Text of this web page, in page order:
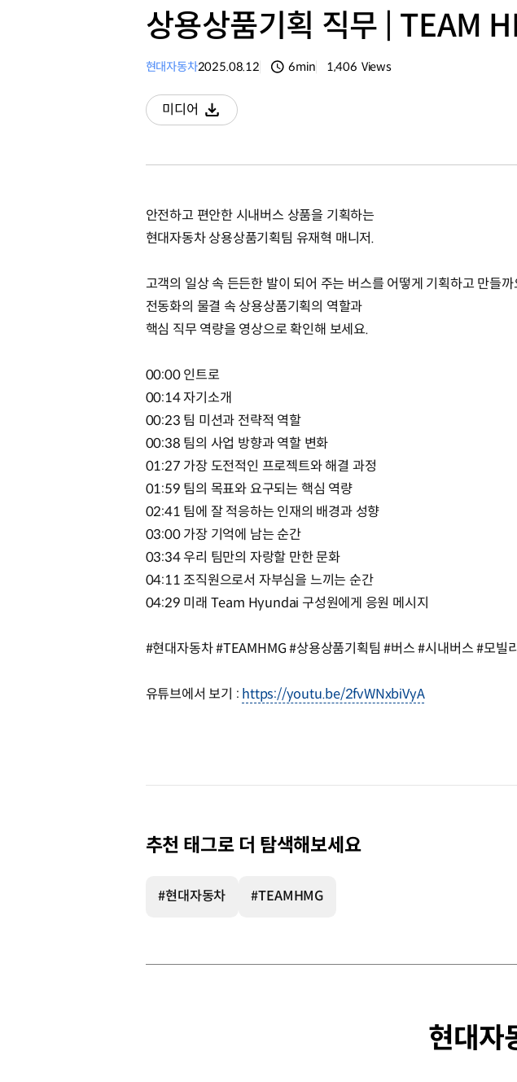
상용상품기획 직무 | TEAM
현대자동차2025.08.12 6min 1,406 Views
미디어
다운로드
안전하고 편안한 시내버스 상품을 기획하는
현대자동차 상용상품기획팀 유재혁 매니저.
고객의 일상 속 든든한 발이 되어 주는 버스를 어떻게 기획하고 만들까
전동화의 물결 속 상용상품기획의 역할과
핵심 직무 역량을 영상으로 확인해 보세요.
00:00 인트로
00:14 자기소개
00:23 팀 미션과 전략적 역할
00:38 팀의 사업 방향과 역할 변화
01:27 가장 도전적인 프로젝트와 해결 과정
01:59 팀의 목표와 요구되는 핵심 역량
02:41 팀에 잘 적응하는 인재의 배경과 성향
03:00 가장 기억에 남는 순간
03:34 우리 팀만의 자랑할 만한 문화
04:11 조직원으로서 자부심을 느끼는 순간
04:29 미래 Team Hyundai 구성원에게 응원 메시지
#현대자동차 #TEAMHMG #상용상품기획팀 #버스 #시내버스 #모빌
유튜브에서 보기 : https://youtu.be/2fvWNxbiVyA
추천 태그로 더 탐색해보세요
#현대자동차 #TEAMHMG
현대자